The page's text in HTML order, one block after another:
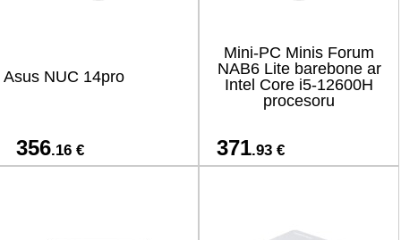
Asus NUC 14pro
356.16 €
Mini-PC Minis Forum
NAB6 Lite barebone ar
Intel Core i5-12600H
procesoru
371.93 €